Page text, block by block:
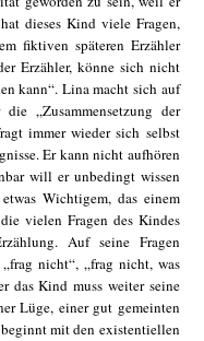
dieses Kind viele Fragen,
fiktiven späteren Erzähler
Erzähler, könne sich nicht
kann“. Lina macht sich auf
„Zusammensetzung der
immer wieder sich selbst
Er kann nicht aufhören
will er unbedingt wissen
Wichtigem, das einem
vielen Fragen des Kindes
Auf seine Fragen
nicht“, „frag nicht, was
das Kind muss weiter seine
Lüge, einer gut gemeinten
mit den existentiellen